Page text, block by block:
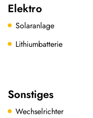
Elektro
Solaranlage
Lithiumbatterie
Sonstiges
Wechselrichter